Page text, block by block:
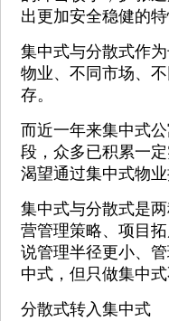
出更加安全稳健的特
集中式与分散式作
物业、不同市场、
存。
而近一年来集中式
段，众多已积累一
渴望通过集中式物
集中式与分散式是
营管理策略、项目
说管理半径更小、
中式，但只做集中
分散式转入集中式